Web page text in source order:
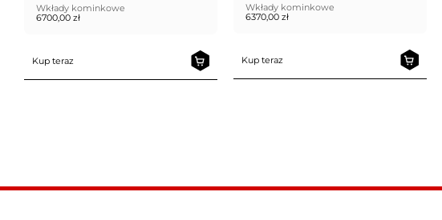
Wkłady kominkowe
6700,00 zł
Kup teraz
Wkłady kominkowe
6370,00 zł
Kup teraz